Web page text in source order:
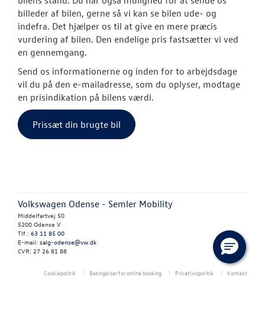
Autoriseret
RESERVEDELE
NYHEDER
billeder af bilen, gerne så vi kan se bilen ude- og
indefra. Det hjælper os til at give en mere præcis
vurdering af bilen. Den endelige pris fastsætter vi ved
en gennemgang.
Send os informationerne og inden for to arbejdsdage
vil du på den e-mailadresse, som du oplyser, modtage
en prisindikation på bilens værdi.
Prissæt din brugte bil
Volkswagen Odense - Semler Mobility
Middelfartvej 50
5200 Odense V
Tlf.: 63 11 85 00
E-mail: salg-odense@vw.dk
CVR: 27 26 81 88
Cookiepolitik Betingelser for online booking Privatlivspolitik Kontakt